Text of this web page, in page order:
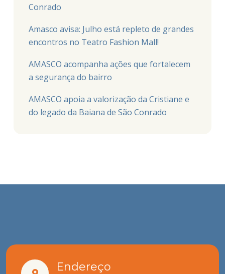
Conrado
Amasco avisa: Julho está repleto de grandes
encontros no Teatro Fashion Mall!
AMASCO acompanha ações que fortalecem
a segurança do bairro
AMASCO apoia a valorização da Cristiane e
do legado da Baiana de São Conrado
Endereço